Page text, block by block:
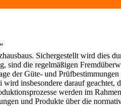
Sichergestellt wird dies
sind die regelmäßigen
der Güte- und
insbesondere darauf
werden im
und Produkte über die